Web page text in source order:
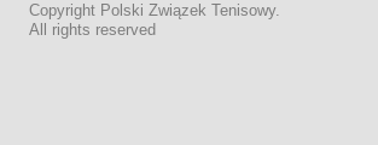
Copyright Polski Związek Tenisowy.
All rights reserved